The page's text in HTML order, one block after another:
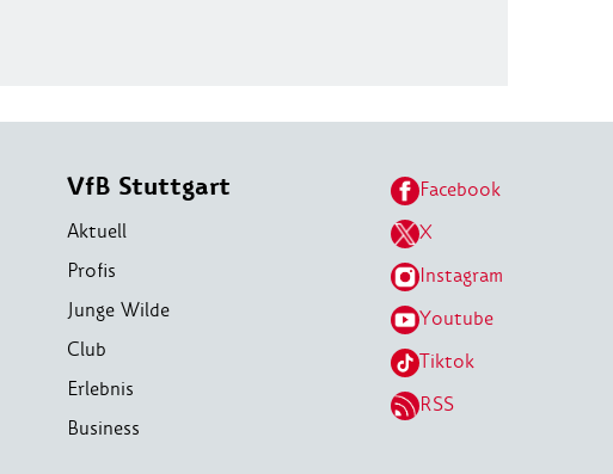
VfB Stuttgart
Aktuell
Profis
Junge Wilde
Club
Erlebnis
Business
Facebook
X
Instagram
Youtube
Tiktok
RSS